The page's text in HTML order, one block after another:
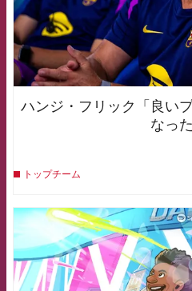
ハンジ・フリック「良い
なった
トップチーム